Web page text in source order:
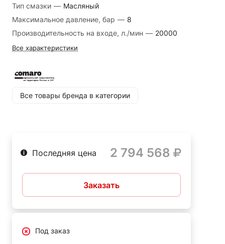
Высокая производительность;
Экономичность в эксплуатации;
Долгий срок службы;
Надежность и безопасность;
Простота в обслуживании.
Сферы применения:
Строительные объекты;
Сельское хозяйство.
Тип смазки — Масляный
Максимальное давление, бар — 8
Производительность на входе, л./мин — 20000
Все характеристики
Все товары бренда в категории
Последняя цена 2 794 568
Заказать
Под заказ